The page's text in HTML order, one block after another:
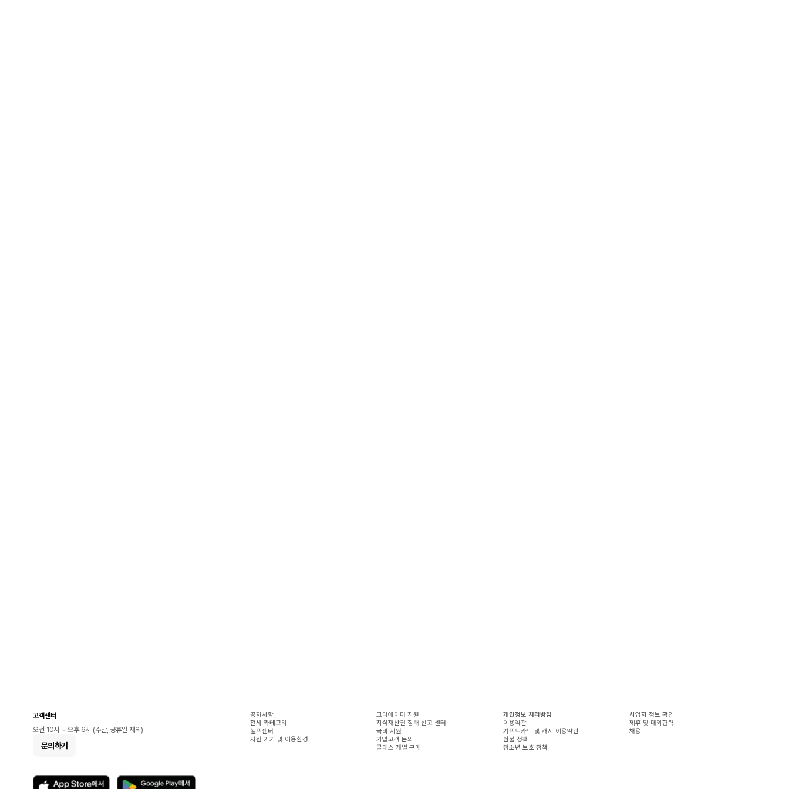
고객센터
오전 10시 ~ 오후 6시 (주말, 공휴일 제외)
문의하기
공지사항
전체 카테고리
헬프센터
지원 기기 및 이용환경
크리에이터 지원
지식재산권 침해 신고 센터
국비 지원
기업고객 문의
클래스 개별 구매
개인정보 처리방침
이용약관
기프트카드 및 캐시 이용약관
환불 정책
청소년 보호 정책
사업자 정보 확인
제휴 및 대외협력
채용